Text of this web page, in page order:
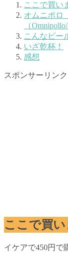
ここで買い
オムニポ
（
こんなビー
いざ乾杯！
感想
スポンサーリンク
ここで買
イケアで450円で